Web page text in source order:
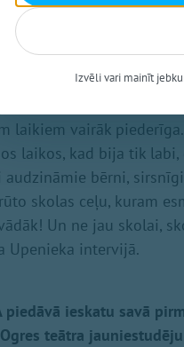
skola visa mana
ja būtu jāsāk
ja atkal būtu jauna
laikiem vairāk
laikos, kad bija tik
bērni,
skolas ceļu, kuram
Un ne jau skolai,
Upenieka intervijā.
piedāvā ieskatu savā
teātra
Izvēli vari mainīt